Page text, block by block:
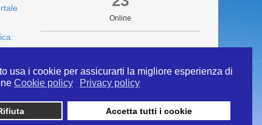
usa i cookie per assicurarti la migliore esperienza di
Cookie policy Privacy policy
Accetta tutti i cookie
Online
tel. 331/9584817 . Il